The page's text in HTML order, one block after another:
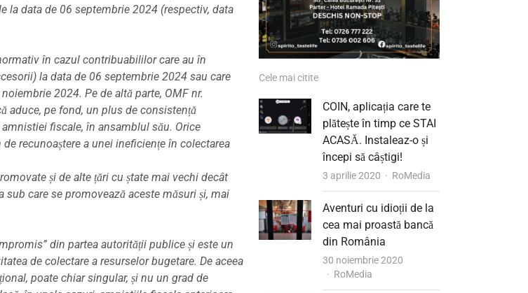
data de 06 septembrie 2024 (respectiv, data
în cazul contribuabililor care au în
la data de 06 septembrie 2024 sau care
2024. Pe de altă parte, OMF nr.
aduce, pe fond, un plus de consistență
fiscale, în ansamblul său. Orice
recunoaștere a unei ineficiențe în colectarea
și de alte țări cu ștate mai vechi decât
care se promovează aceste măsuri și, mai
din partea autorității publice și este un
de colectare a resurselor bugetare. De aceea
poate chiar singular, și nu un grad de
Cele mai citite
COIN, aplicația care te
plătește în timp ce STAI
ACASĂ. Instaleaz-o și
începi să câștigi!
3 aprilie 2020 Author
RoMedia
Aventuri cu idioții de la
cea mai proastă bancă
din România
30 noiembrie 2020
Author
RoMedia